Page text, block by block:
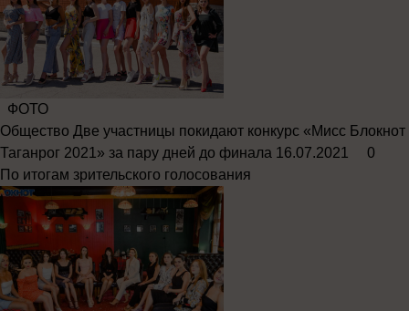
ФОТО
Общество Две участницы покидают конкурс «Мисс Блокнот
Таганрог 2021» за пару дней до финала 16.07.2021
0
По итогам зрительского голосования